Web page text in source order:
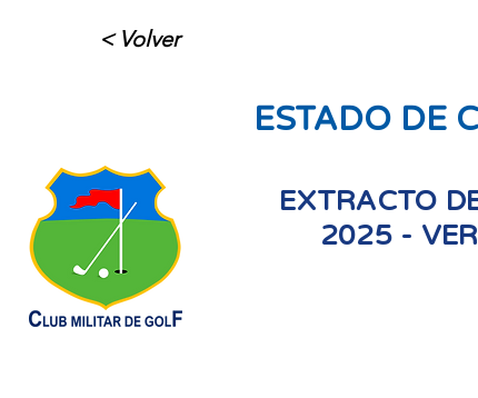
< Volver
ESTADO DE
EXTRACTO
2025 -